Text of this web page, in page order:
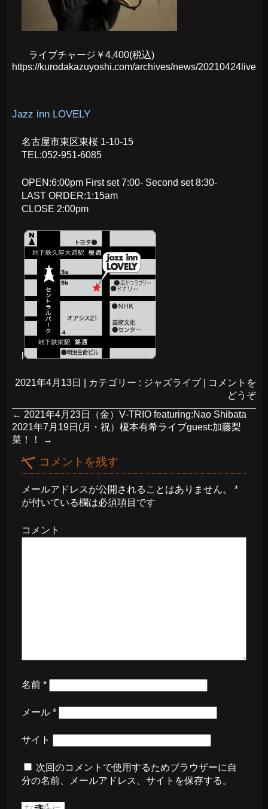
ライブチャージ￥4,400(税込)
https://kurodakazuyoshi.com/archives/news/20210424live
Jazz inn LOVELY
名古屋市東区東桜 1-10-15
TEL:052-951-6085
OPEN:6:00pm First set 7:00- Second set 8:30-
LAST ORDER:1:15am
CLOSE 2:00pm
2021年4月13日 カテゴリー : ジャズライブ
コメントを
どうぞ
← 2021年4月23日（金）V‐TRIO featuring:Nao Shibata
2021年7月19日(月・祝）榎本有希ライブguest:加藤梨
菜！！
→
コメントを残す
メールアドレスが公開されることはありません。
*
が付いている欄は必須項目です
コメント
名前 *
メール *
サイト
次回のコメントで使用するためブラウザーに自
分の名前、メールアドレス、サイトを保存する。